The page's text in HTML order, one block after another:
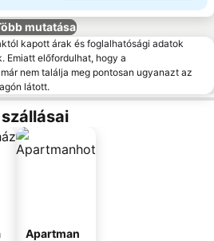
mutatása
kapott árak és foglalhatósági adatok
Emiatt előfordulhat, hogy a
nem találja meg pontosan ugyanazt az
látott.
Apartman